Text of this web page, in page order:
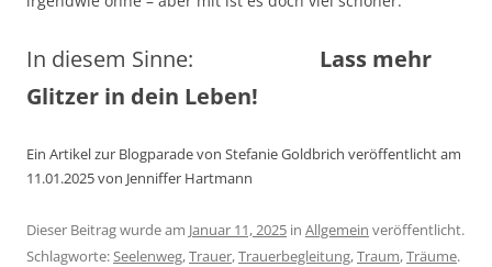
In diesem Sinne:
Lass mehr
Glitzer in dein Leben!
Ein Artikel zur Blogparade von Stefanie Goldbrich veröffentlicht am
11.01.2025 von Jenniffer Hartmann
Dieser Beitrag wurde am Januar 11, 2025 in Allgemein veröffentlicht.
Schlagworte:Seelenweg,Trauer,Trauerbegleitung,Traum,Träume.